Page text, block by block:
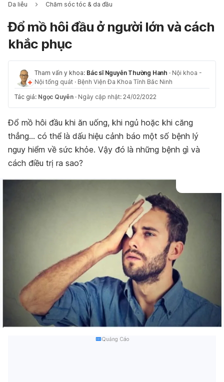
Da liễu Chăm sóc tóc & da đầu
Đổ mồ hôi đầu ở người lớn và cách
khắc phục
Tham vấn y khoa: Bác sĩ Nguyễn Thường Hanh · Nội khoa -
Nội tổng quát · Bệnh Viện Đa Khoa Tỉnh Bắc Ninh
Tác giả: Ngọc Quyên · Ngày cập nhật: 24/02/2022
Đổ mồ hôi đầu khi ăn uống, khi ngủ hoặc khi căng
thẳng… có thể là dấu hiệu cảnh báo một số bệnh lý
nguy hiểm về sức khỏe. Vậy đó là những bệnh gì và
cách điều trị ra sao?
Quảng Cáo